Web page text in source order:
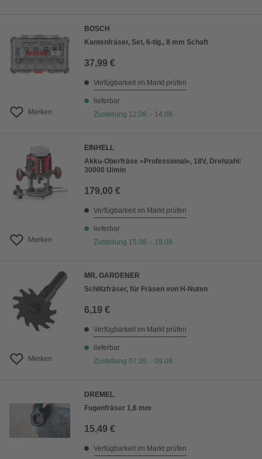
Merken
BOSCH
Kantenfräser, Set, 6-tlg., 8 mm Schaft
37,99 €
Verfügbarkeit im Markt prüfen
lieferbar
Zustellung 12.08. - 14.08.
Merken
EINHELL
Akku-Oberfräse »Professional«, 18V, Drehzahl:
30000 U/min
179,00 €
Verfügbarkeit im Markt prüfen
lieferbar
Zustellung 15.08. - 18.08.
Merken
MR. GARDENER
Schlitzfräser, für Fräsen von H-Nuten
6,19 €
Verfügbarkeit im Markt prüfen
lieferbar
Zustellung 07.09. - 09.09.
DREMEL
Fugenfräser 1,6 mm
15,49 €
Verfügbarkeit im Markt prüfen